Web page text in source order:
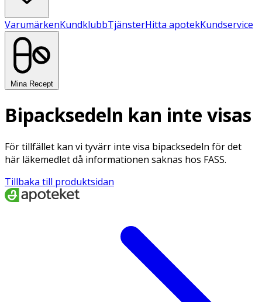
VarumärkenKundklubbTjänsterHitta apotekKundservice
Mina Recept
Bipacksedeln kan inte visas
För tillfället kan vi tyvärr inte visa bipacksedeln för det
här läkemedlet då informationen saknas hos FASS.
Tillbaka till produktsidan